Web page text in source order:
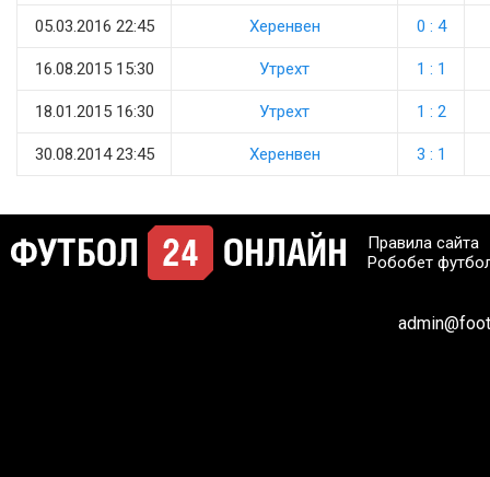
05.03.2016 22:45 Херенвен 0 : 4
16.08.2015 15:30 Утрехт 1 : 1
18.01.2015 16:30 Утрехт 1 : 2
30.08.2014 23:45 Херенвен 3 : 1
Правила сайта
Робобет